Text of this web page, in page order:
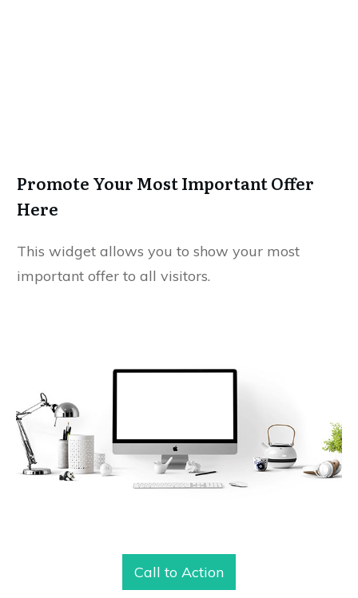
Promote Your Most Important Offer
Here
This widget allows you to show your most
important offer to all visitors.
Call to Action